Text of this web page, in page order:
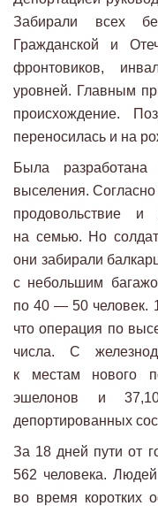
Забирали всех
Гражданской и
фронтовиков,
уровней. Главным
происхождение.
переносилась и на
Была разработана
выселения. Согласно
продовольствие
на семью. Но
они забирали
с небольшим
по 40 — 50 человек.
что операция по
числа. С
к местам нового
эшелонов и
депортированных
За 18 дней пути от
562 человека.
во время коротких